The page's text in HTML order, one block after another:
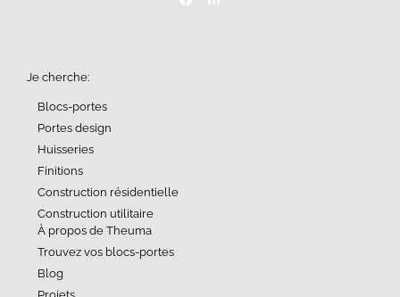
Je cherche:
Blocs-portes
Portes design
Huisseries
Finitions
Construction résidentielle
Construction utilitaire
À propos de Theuma
Trouvez vos blocs-portes
Blog